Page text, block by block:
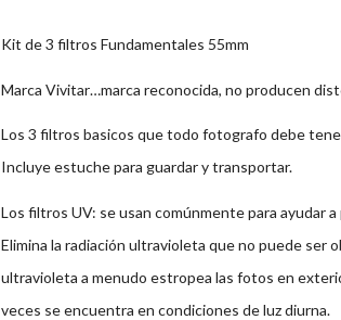
Kit de 3 filtros Fundamentales 55mm
Marca Vivitar…marca reconocida, no producen
Los 3 filtros basicos que todo fotografo debe
Incluye estuche para guardar y transportar.
Los filtros UV: se usan comúnmente para ayudar
Elimina la radiación ultravioleta que no puede ser
ultravioleta a menudo estropea las fotos en
veces se encuentra en condiciones de luz diurna.